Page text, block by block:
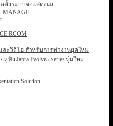
ดตั้งระบบจอแสดงผล
MANAGE
ROOM
ละวิดีโอ สำหรับการทำงานยุคใหม่
ฟัง Jabra Evolve3 Series รุ่นใหม่
Solution